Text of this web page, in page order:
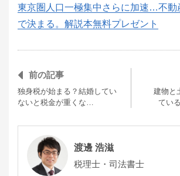
東京圏人口一極集中さらに加速…不動
で決まる。解説本無料プレゼント
前の記事
独身税が始まる？結婚してい
ないと税金が重くな…
建物と
てい
渡邊 浩滋
税理士・司法書士